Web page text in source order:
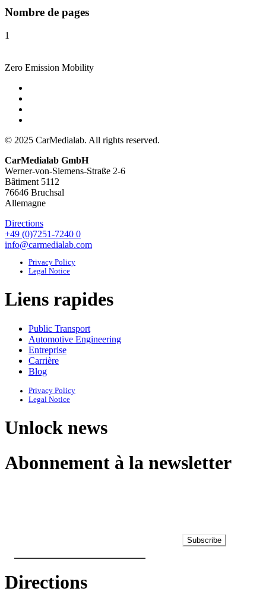
Nombre de pages
1
Zero Emission Mobility
© 2025 CarMedialab. All rights reserved.
CarMedialab GmbH
Werner-von-Siemens-Straße 2-6
Bâtiment 5112
76646 Bruchsal
Allemagne
Directions
+49 (0)7251-7240 0
info@carmedialab.com
Privacy Policy
Legal Notice
Liens rapides
Public Transport
Automotive Engineering
Entreprise
Carrière
Blog
Privacy Policy
Legal Notice
Unlock news
Abonnement à la newsletter
Subscribe
Directions